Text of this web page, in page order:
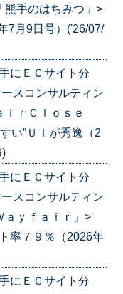
手のはちみつ」>
7月9日号）('26/07/
にＥＣサイト分
スコンサルティン
ｒＣｌｏｓｅ
い”ＵＩが秀逸（2
にＥＣサイト分
スコンサルティン
ｙｆａｉｒ」>
率７９％（2026年
にＥＣサイト分